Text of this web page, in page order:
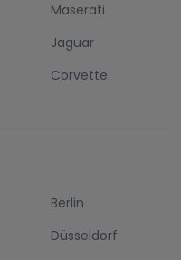
Maserati
Jaguar
Corvette
Berlin
Düsseldorf